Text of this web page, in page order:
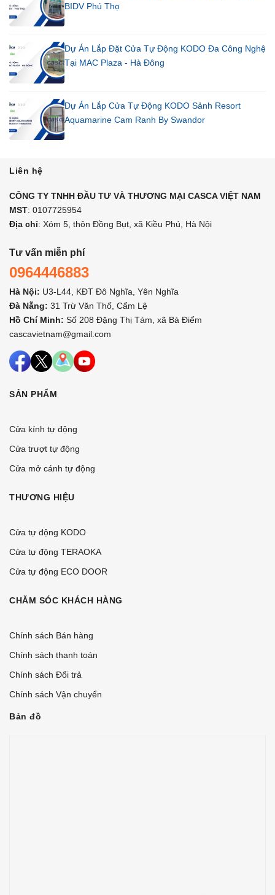
BIDV Phú Thọ
Dự Án Lắp Đặt Cửa Tự Động KODO Đa Công Nghệ
Tại MAC Plaza - Hà Đông
Dự Án Lắp Cửa Tự Động KODO Sảnh Resort
Aquamarine Cam Ranh By Swandor
Liên hệ
CÔNG TY TNHH ĐẦU TƯ VÀ THƯƠNG MẠI CASCA VIỆT NAM
MST: 0107725954
Địa chỉ: Xóm 5, thôn Đồng Bụt, xã Kiều Phú, Hà Nội
Tư vấn miễn phí
0964446883
Hà Nội: U3-L44, KĐT Đô Nghĩa, Yên Nghĩa
Đà Nẵng: 31 Trừ Văn Thố, Cẩm Lệ
Hồ Chí Minh: Số 208 Đặng Thị Tám, xã Bà Điểm
cascavietnam@gmail.com
SẢN PHẨM
Cửa kính tự động
Cửa trượt tự động
Cửa mở cánh tự động
THƯƠNG HIỆU
Cửa tự động KODO
Cửa tự động TERAOKA
Cửa tự động ECO DOOR
CHĂM SÓC KHÁCH HÀNG
Chính sách Bán hàng
Chính sách thanh toán
Chính sách Đổi trả
Chính sách Vận chuyển
Bản đồ